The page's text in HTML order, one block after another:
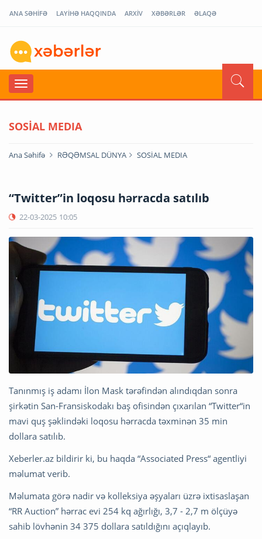
ANA SƏHİFƏ LAYİHƏ HAQQINDA ARXİV XƏBƏRLƏR ƏLAQƏ
SOSİAL MEDIA
Ana Səhifə RƏQƏMSAL DÜNYA SOSİAL MEDIA
“Twitter”in loqosu hərracda satılıb
22-03-2025 10:05
Tanınmış iş adamı İlon Mask tərəfindən alındıqdan sonra
şirkətin San-Fransiskodakı baş ofisindən çıxarılan “Twitter“in
mavi quş şəklindəki loqosu hərracda təxminən 35 min
dollara satılıb.
Xeberler.az bildirir ki, bu haqda “Associated Press“ agentliyi
məlumat verib.
Məlumata görə nadir və kolleksiya əşyaları üzrə ixtisaslaşan
“RR Auction” hərrac evi 254 kq ağırlığı, 3,7 - 2,7 m ölçüyə
sahib lövhənin 34 375 dollara satıldığını açıqlayıb.